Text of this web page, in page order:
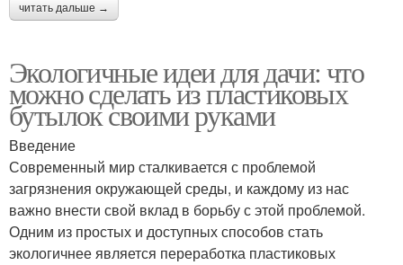
читать дальше →
Экологичные идеи для дачи: что
можно сделать из пластиковых
бутылок своими руками
Введение
Современный мир сталкивается с проблемой
загрязнения окружающей среды, и каждому из нас
важно внести свой вклад в борьбу с этой проблемой.
Одним из простых и доступных способов стать
экологичнее является переработка пластиковых